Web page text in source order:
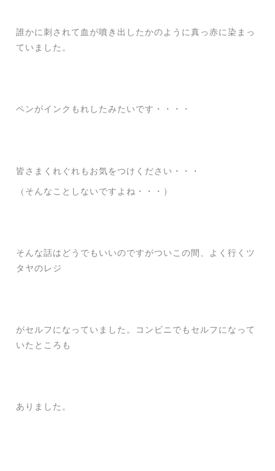
誰かに刺されて血が噴き出したかのように真っ赤に染まっ
ていました。
ペンがインクもれしたみたいです・・・・
皆さまくれぐれもお気をつけください・・・
（そんなことしないですよね・・・）
そんな話はどうでもいいのですがついこの間、よく行くツ
タヤのレジ
がセルフになっていました。コンビニでもセルフになって
いたところも
ありました。